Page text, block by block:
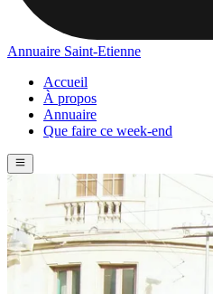
Annuaire Saint-Etienne
Accueil
À propos
Annuaire
Que faire ce week-end